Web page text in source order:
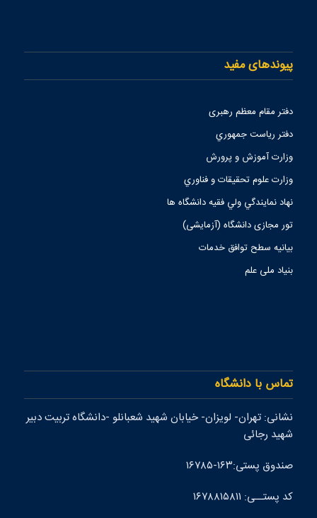
پیوندهای مفید
دفتر مقام معظم رهبری
دفتر رياست جمهوري
وزارت آموزش و پرورش
وزارت علوم تحقيقات و فناوري
نهاد نمايندگي ولي فقيه دانشگاه ها
تور مجازی دانشگاه (آزمایشی)
بیانیه سطح توافق خدمات
بنیاد ملی علم
تماس با دانشگاه
نشانی: تهران- لويزان- خيابان شهيد شعبانلو -دانشگاه تربيت دبير
شهيد رجائی
صندوق پستی:۱۶۳-۱۶۷۸۵
کد پستــی: ۱۶۷۸۸۱۵۸۱۱